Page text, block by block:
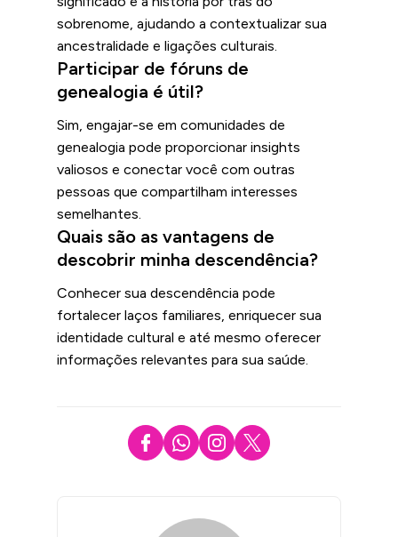
sobrenome, ajudando a contextualizar sua
ancestralidade e ligações culturais.
Participar de fóruns de
genealogia é útil?
Sim, engajar-se em comunidades de
genealogia pode proporcionar insights
valiosos e conectar você com outras
pessoas que compartilham interesses
semelhantes.
Quais são as vantagens de
descobrir minha descendência?
Conhecer sua descendência pode
fortalecer laços familiares, enriquecer sua
identidade cultural e até mesmo oferecer
informações relevantes para sua saúde.